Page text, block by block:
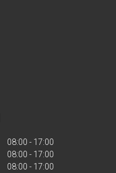
08:00 - 17:00
08:00 - 17:00
08:00 - 17:00